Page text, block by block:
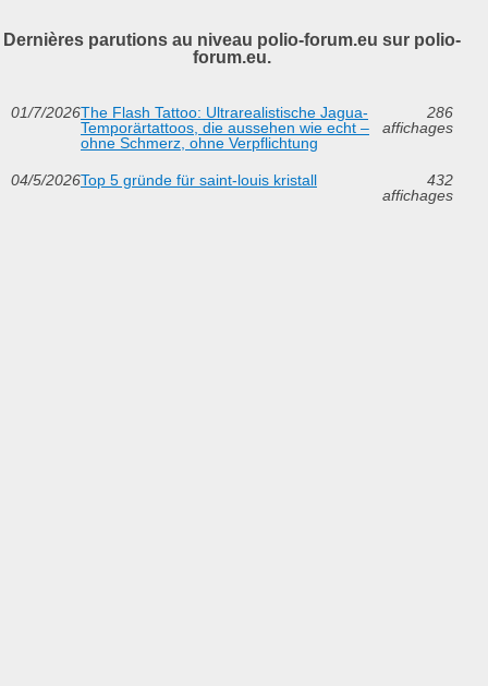
Dernières parutions au niveau polio-forum.eu sur polio-
forum.eu.
01/7/2026The Flash Tattoo: Ultrarealistische Jagua-
Temporärtattoos, die aussehen wie echt –
ohne Schmerz, ohne Verpflichtung
286
affichages
04/5/2026Top 5 gründe für saint-louis kristall
432
affichages